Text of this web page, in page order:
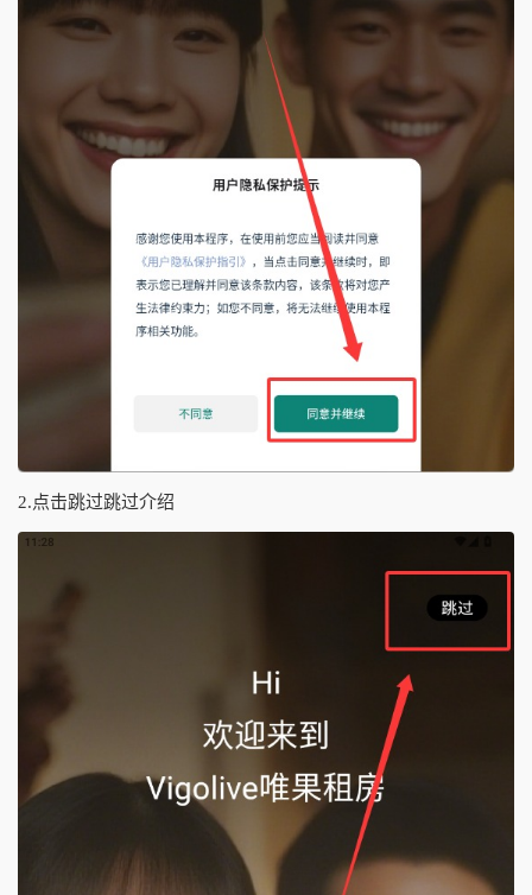
2.点击跳过跳过介绍